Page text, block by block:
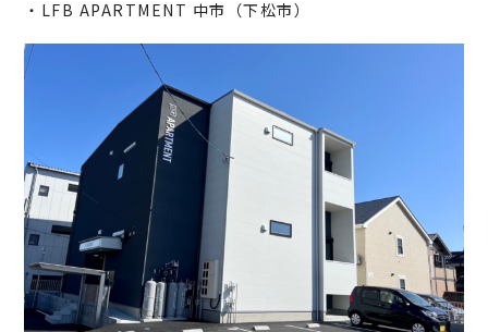
・LFB APARTMENT 中市（下松市）